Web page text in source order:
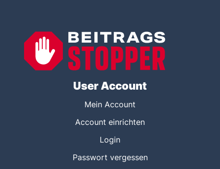
User Account
Mein Account
Account einrichten
Login
Passwort vergessen